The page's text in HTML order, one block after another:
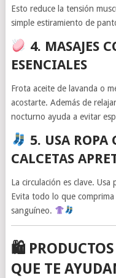
Esto reduce la tensión
simple estiramiento de
4. MASAJES
ESENCIALES
Frota aceite de lavanda o
acostarte. Además de
nocturno ayuda a evitar
5. USA ROPA
CALCETAS
La circulación es clave. Usa
Evita todo lo que
sanguíneo.
🛍
QUE TE